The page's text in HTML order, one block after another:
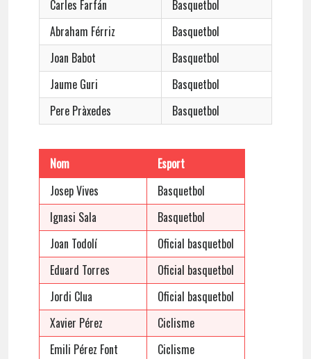
Carles Farfán
Basquetbol
Abraham Férriz
Basquetbol
Joan Babot
Basquetbol
Jaume Guri
Basquetbol
Pere Pràxedes
Basquetbol
Nom
Esport
Josep Vives
Basquetbol
Ignasi Sala
Basquetbol
Joan Todolí
Oficial basquetbol
Eduard Torres
Oficial basquetbol
Jordi Clua
Oficial basquetbol
Xavier Pérez
Ciclisme
Emili Pérez Font
Ciclisme